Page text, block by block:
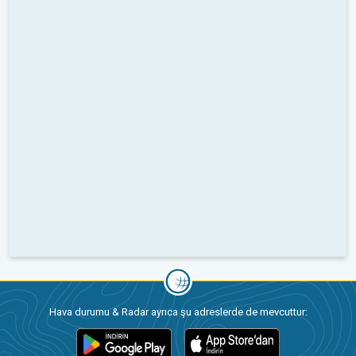
Hava durumu & Radar ayrıca şu adreslerde de mevcuttur: